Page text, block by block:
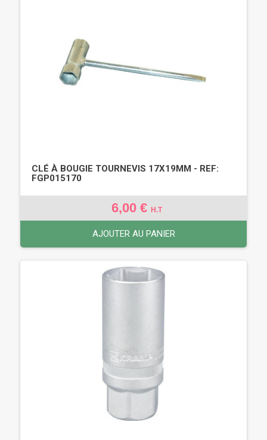
CLÉ À BOUGIE TOURNEVIS 17X19MM - REF:
FGP015170
6,00 € H.T
AJOUTER AU PANIER